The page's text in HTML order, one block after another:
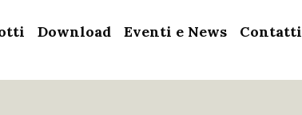
Download Eventi e News Contatti